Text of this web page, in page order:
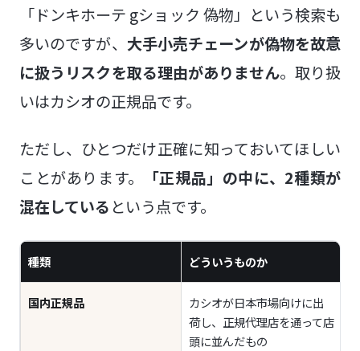
「ドンキホーテ gショック 偽物」という検索も
多いのですが、 大手小売チェーンが偽物を故意
に扱うリスクを取る理由がありません。取り扱
いはカシオの正規品です。
ただし、ひとつだけ正確に知っておいてほしい
ことがあります。
「正規品」の中に、2種類が
混在している という点です。
種類 どういうものか
国内正規品
カシオが日本市場向けに出
荷し、正規代理店を通って店
頭に並んだもの